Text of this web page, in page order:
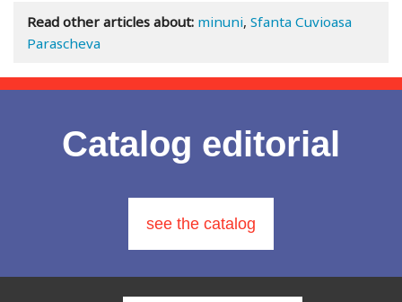
Read other articles about: minuni, Sfanta Cuvioasa
Parascheva
Catalog editorial
see the catalog